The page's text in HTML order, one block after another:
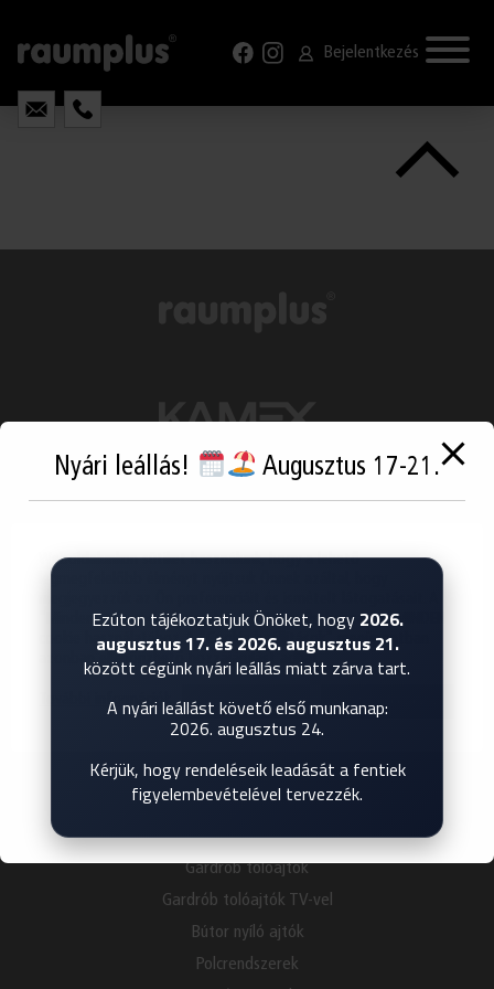
Bejelentkezés
KAPCSOLAT
BEMUTATKOZÁS
GYIK
KAPCSOLAT
TERMÉKEK
Térelválasztó tolóajtók
Álmennyezetbe süllyesztett tolóajtók
Beltéri nyílóajtók
Harmonika ajtók
Gardrób tolóajtók
Gardrób tolóajtók TV-vel
Bútor nyíló ajtók
Polcrendszerek
Weboldalunkon sütiket használunk, hogy a lehető
legmegfelelőbb élményt nyújtsuk Önnek azáltal, hogy
"Mindent elfogadok" gombra kattintva Ön hozzájárul MINDEN
cookie használatához. A "Cookie beállítások" menüpontban
azonban ellenőrizhető hozzájárulást adhat.
További információk Cookie beállítások Összes elfogadása
Nyári leállás! Augusztus 17-21.
Ezúton tájékoztatjuk Önöket, hogy 2026.
augusztus 17. és 2026. augusztus 21.
között cégünk nyári leállás miatt zárva tart.
A nyári leállást követő első munkanap:
2026. augusztus 24.
Kérjük, hogy rendeléseik leadását a fentiek
figyelembevételével tervezzék.